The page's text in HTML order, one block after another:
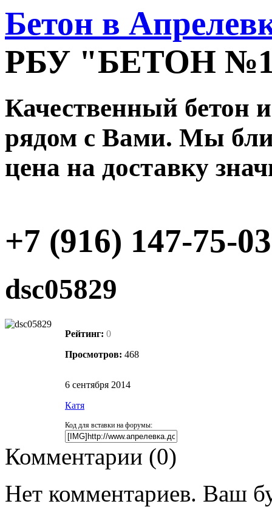
Бетон в
РБУ "БЕТОН
Качественный бетон
рядом с Вами. Мы
цена на доставку
+7 (916) 147-75-03
dsc05829
Рейтинг: 0
Просмотров: 468
6 сентября 2014
Катя
Код для вставки на форумы:
Комментарии (0)
Нет комментариев. Ваш